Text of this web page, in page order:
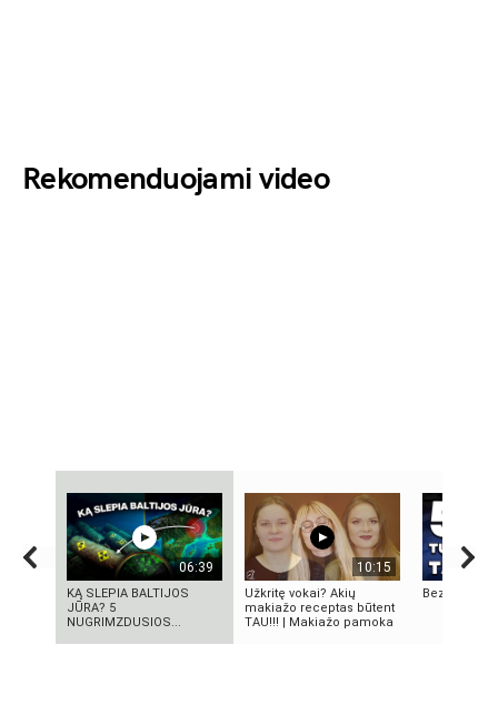
Rekomenduojami video
06:39
KĄ SLEPIA BALTIJOS
JŪRA? 5
NUGRIMZDUSIOS...
10:15
Užkritę vokai? Akių
makiažo receptas būtent
TAU!!! | Makiažo pamoka
Bezos